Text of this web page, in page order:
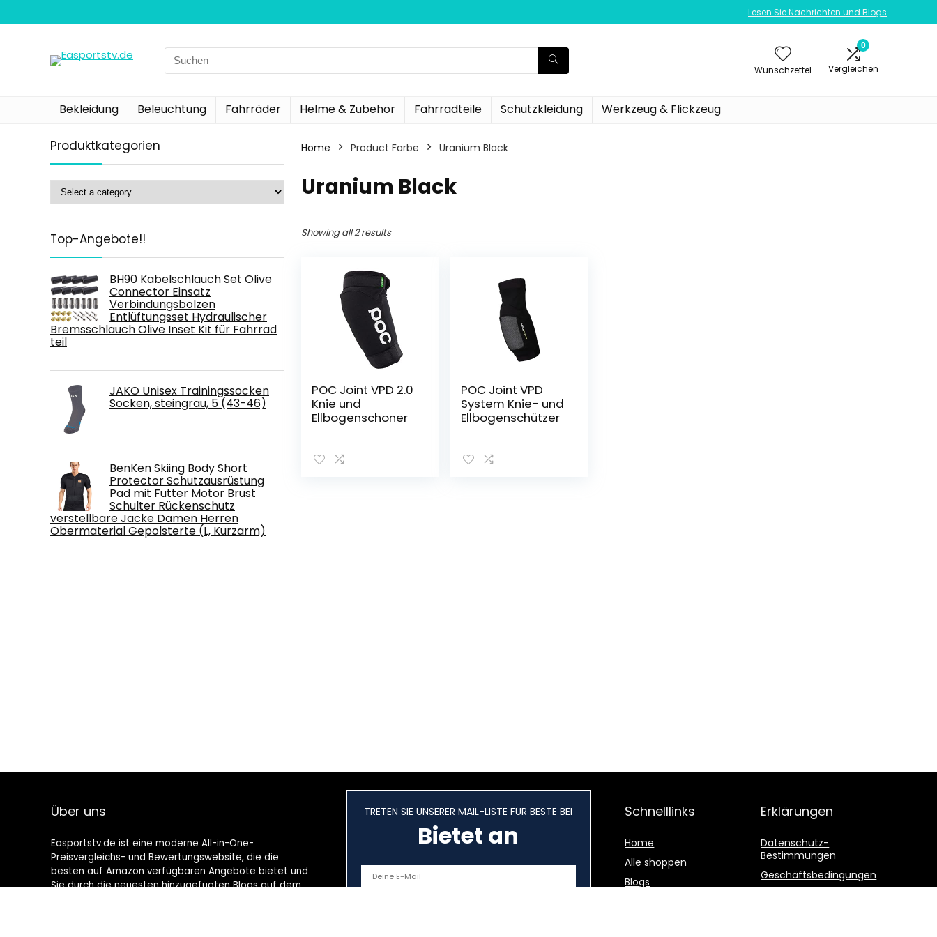
Lesen Sie Nachrichten und Blogs
Search
for:
Wunschzettel
0
Vergleichen
Bekleidung Beleuchtung Fahrräder Helme & Zubehör Fahrradteile Schutzkleidung Werkzeug & Flickzeug
Produktkategorien
Top-Angebote!!
BH90 Kabelschlauch Set Olive
Connector Einsatz
Verbindungsbolzen
Entlüftungsset Hydraulischer
Bremsschlauch Olive Inset Kit für Fahrrad
teil
JAKO Unisex Trainingssocken
Socken, steingrau, 5 (43-46)
BenKen Skiing Body Short
Protector Schutzausrüstung
Pad mit Futter Motor Brust
Schulter Rückenschutz
verstellbare Jacke Damen Herren
Obermaterial Gepolsterte (L, Kurzarm)
Home Product Farbe ‎Uranium Black
‎Uranium Black
Showing all 2 results
POC Joint VPD 2.0
Knie und
Ellbogenschoner
POC Joint VPD
System Knie- und
Ellbogenschützer
Über uns
Easportstv.de ist eine moderne All-in-One-
Preisvergleichs- und Bewertungswebsite, die die
besten auf Amazon verfügbaren Angebote bietet und
Sie durch die neuesten hinzugefügten Blogs auf dem
TRETEN SIE UNSERER MAIL-LISTE FÜR BESTE BEI
Bietet an
Schnelllinks
Home
Alle shoppen
Blogs
Erklärungen
Datenschutz-
Bestimmungen
Geschäftsbedingungen